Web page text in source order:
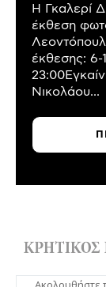
Η Γκαλερί
έκθεση
έκθεσης:
Νικολάου...